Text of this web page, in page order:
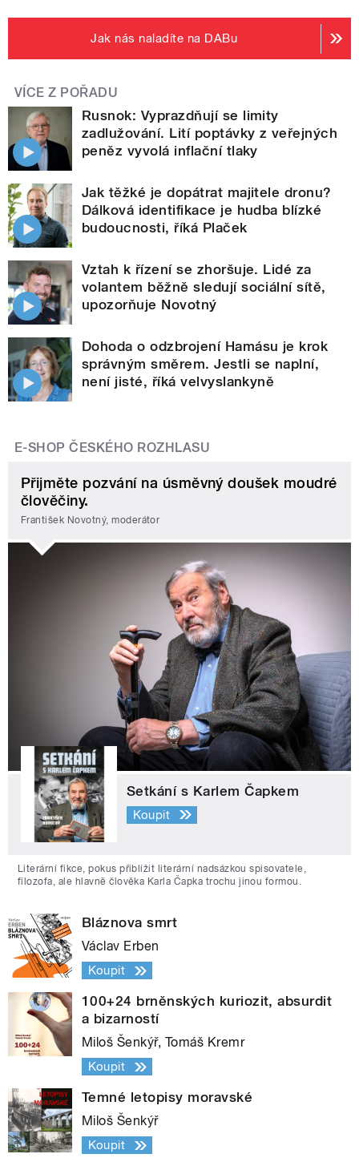
Jak nás naladíte na DABu
VÍCE Z POŘADU
Rusnok: Vyprazdňují se limity
zadlužování. Lití poptávky z veřejných
peněz vyvolá inflační tlaky
Jak těžké je dopátrat majitele dronu?
Dálková identifikace je hudba blízké
budoucnosti, říká Plaček
Vztah k řízení se zhoršuje. Lidé za
volantem běžně sledují sociální sítě,
upozorňuje Novotný
Dohoda o odzbrojení Hamásu je krok
správným směrem. Jestli se naplní,
není jisté, říká velvyslankyně
E-SHOP ČESKÉHO ROZHLASU
Přijměte pozvání na úsměvný doušek moudré
člověčiny.
František Novotný, moderátor
Setkání s Karlem Čapkem
Koupit
Literární fikce, pokus přiblížit literární nadsázkou spisovatele,
filozofa, ale hlavně člověka Karla Čapka trochu jinou formou.
Bláznova smrt
Václav Erben
Koupit
100+24 brněnských kuriozit, absurdit
a bizarností
Miloš Šenkýř, Tomáš Kremr
Koupit
Temné letopisy moravské
Miloš Šenkýř
Koupit